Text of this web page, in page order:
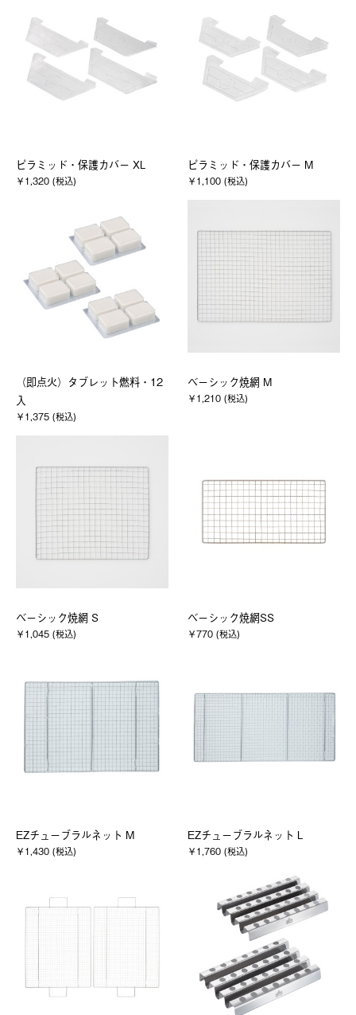
ピラミッド・保護カバー XL
￥1,320 (税込)
ピラミッド・保護カバー M
￥1,100 (税込)
（即点火）タブレット燃料・12
入
￥1,375 (税込)
ベーシック焼網 M
￥1,210 (税込)
ベーシック焼網 S
￥1,045 (税込)
ベーシック焼網SS
￥770 (税込)
EZチューブラルネット M
￥1,430 (税込)
EZチューブラルネット L
￥1,760 (税込)